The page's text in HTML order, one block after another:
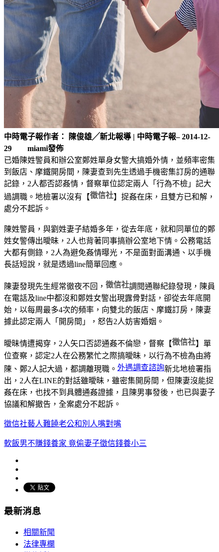
中時電子報作者： 陳俊雄╱新北報導 | 中時電子報– 2014-12-
29 miami發佈
已婚陳姓警員和辦公室鄭姓單身女警大搞婚外情，並頻率密集
到飯店、摩鐵開房間，陳妻查到先生透過手機密集訂房的通聯
記錄，2人都否認姦情，督察單位認定兩人「行為不檢」記大
過調職。地檢署以沒有【徵信社】捉姦在床，且雙方已和解，
處分不起訴。
陳姓警員，與劉姓妻子結婚多年，從去年底，就和同單位的鄭
姓女警傳出曖昧，2人也背著同事搞辦公室地下情。公務電話
大都有側錄，2人為避免姦情曝光，不是面對面溝通、以手機
長話短說，就是透過line簡單回應。
陳妻發現先生經常徹夜不回， 徵信社調閱通聯紀錄發現，陳員
在電話及line中都沒和鄭姓女警出現露骨對話，卻從去年底開
始，以每周最多4次的頻率，向雙北的飯店、摩鐵訂房，陳妻
據此認定兩人「開房間」，怒告2人妨害婚姻。
曖昧情遭揭穿，2人矢口否認通姦不倫戀，督察【徵信社】單
位查察，認定2人在公務繁忙之際搞曖昧，以行為不檢為由將
陳、鄭2人記大過，都調離現職。 外遇調查諮詢​新北地檢署指
出，2人在LINE的對話雖曖昧，雖密集開房間，但陳妻沒能捉
姦在床，也找不到具體通姦證據，且陳男事發後，也已與妻子
協議和解撤告，全案處分不起訴。
徵信社藝人難饒老公和別人嘴對嘴
軟飯男不賺錢養家 竟偷妻子徵信錢養小三
最新消息
相關新聞
法律專欄